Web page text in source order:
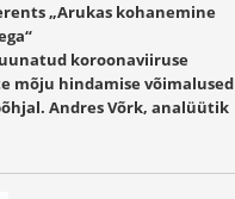
„Arukas kohanemine
koroonaviiruse
mõju hindamise võimalused
Andres Võrk, analüütik